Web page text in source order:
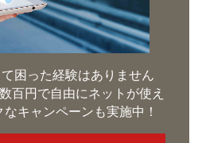
困った経験はありません
百円で自由にネットが使え
キャンペーンも実施中！